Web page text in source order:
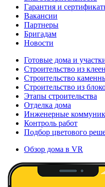
Гарантия и
Вакансии
Партнеры
Бригадам
Новости
Готовые дома и
Строительство из
Строительство
Строительство из
Этапы строительства
Отделка дома
Инженерные
Контроль работ
Подбор цветового
Обзор дома в VR